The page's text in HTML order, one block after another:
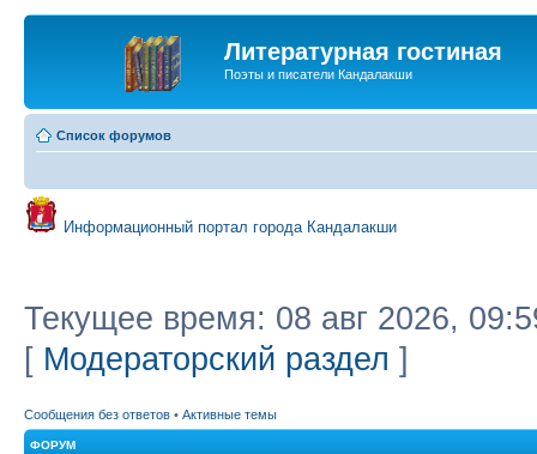
Литературная гостиная
Поэты и писатели Кандалакши
Список форумов
Информационный портал города Кандалакши
Текущее время: 08 авг 2026,
[ Модераторский раздел ]
Сообщения без ответов • Активные темы
ФОРУМ